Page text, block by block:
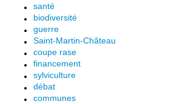
santé
biodiversité
guerre
Saint-Martin-Château
coupe rase
financement
sylviculture
débat
communes